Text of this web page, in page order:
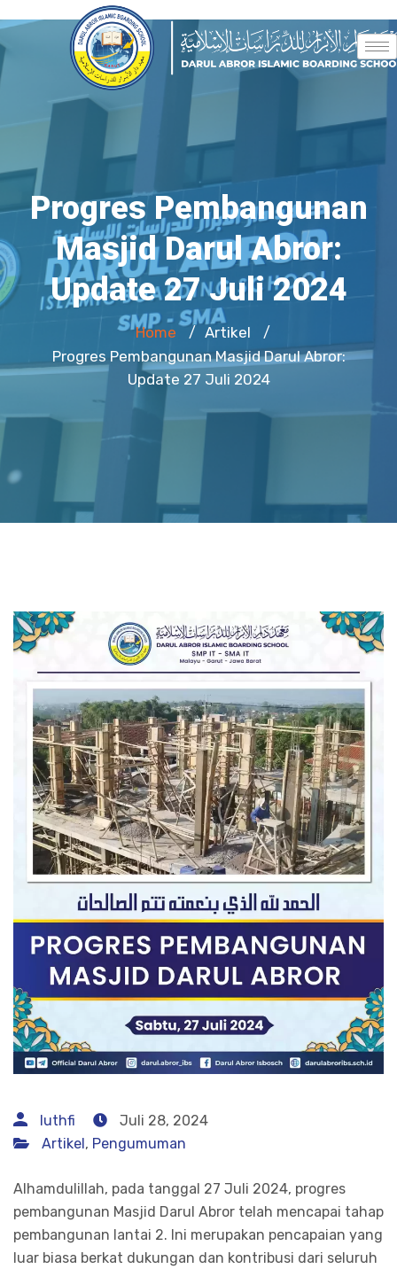
Progres Pembangunan
Masjid Darul Abror:
Update 27 Juli 2024
Home / Artikel /
Progres Pembangunan Masjid Darul Abror:
Update 27 Juli 2024
luthfi
Juli 28, 2024
Artikel , Pengumuman
Alhamdulillah, pada tanggal 27 Juli 2024, progres
pembangunan Masjid Darul Abror telah mencapai tahap
pembangunan lantai 2. Ini merupakan pencapaian yang
luar biasa berkat dukungan dan kontribusi dari seluruh